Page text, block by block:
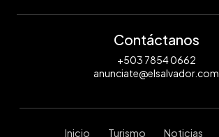
Contáctanos
+503 7854 0662
anunciate@elsalvador.com
Inicio Turismo Noticias